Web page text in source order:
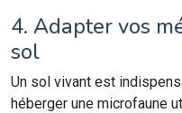
4. Adapter vos
sol
Un sol vivant est
héberger une microfaune